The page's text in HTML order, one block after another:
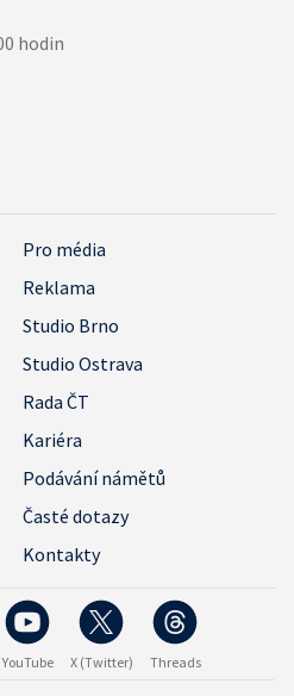
Pro média
Reklama
Studio Brno
Studio Ostrava
Rada ČT
Kariéra
Podávání námětů
Časté dotazy
Kontakty
YouTube X (Twitter) Threads